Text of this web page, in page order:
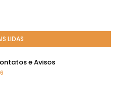
LIDAS
e Avisos